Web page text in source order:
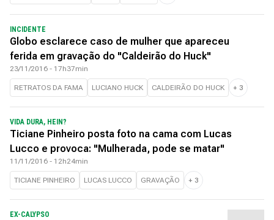
INCIDENTE
Globo esclarece caso de mulher que apareceu
ferida em gravação do "Caldeirão do Huck"
23/11/2016 - 17h37min
RETRATOS DA FAMA LUCIANO HUCK CALDEIRÃO DO HUCK + 3
VIDA DURA, HEIN?
Ticiane Pinheiro posta foto na cama com Lucas
Lucco e provoca: "Mulherada, pode se matar"
11/11/2016 - 12h24min
TICIANE PINHEIRO LUCAS LUCCO GRAVAÇÃO + 3
EX-CALYPSO